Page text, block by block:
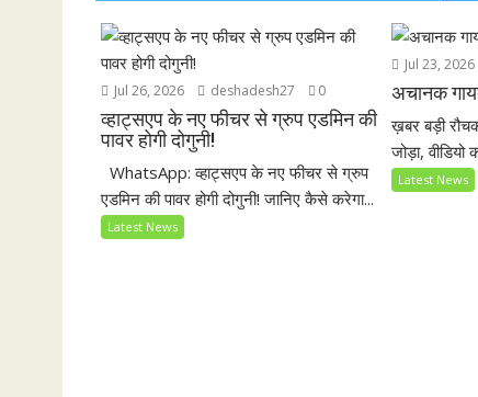
Jul 26, 2026 deshadesh27 0
व्हाट्सएप के नए फीचर से ग्रुप एडमिन की
पावर होगी दोगुनी!
WhatsApp: व्हाट्सएप के नए फीचर से ग्रुप
एडमिन की पावर होगी दोगुनी! जानिए कैसे करेगा...
Latest News
Jul 23, 2026
अचानक
ख़बर बड़ी
जोड़ा,
Latest News